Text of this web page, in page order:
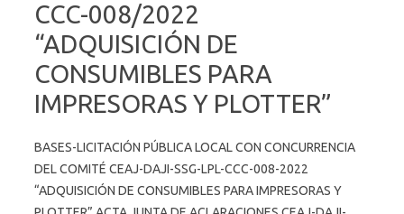
CCC-008/2022
“ADQUISICIÓN DE
CONSUMIBLES PARA
IMPRESORAS Y PLOTTER”
BASES-LICITACIÓN PÚBLICA LOCAL CON CONCURRENCIA
DEL COMITÉ CEAJ-DAJI-SSG-LPL-CCC-008-2022
“ADQUISICIÓN DE CONSUMIBLES PARA IMPRESORAS Y